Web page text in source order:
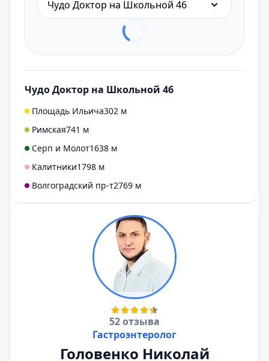
Чудо Доктор на Школьной 46
Чудо Доктор на Школьной 46
Площадь Ильича302 м
Римская741 м
Серп и Молот1638 м
Калитники1798 м
Волгоградский пр-т2769 м
52 отзыва
Гастроэнтеролог
Головенко Николай